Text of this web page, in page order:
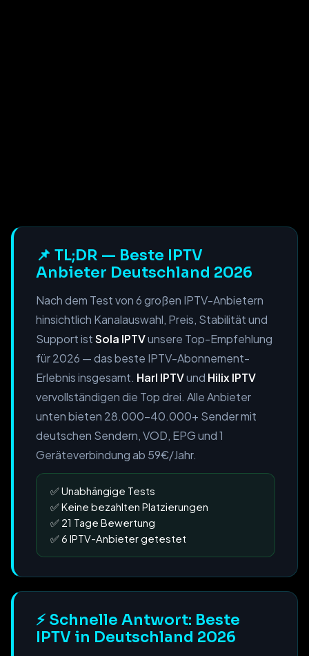
📌 TL;DR — Beste IPTV
Anbieter Deutschland 2026
Nach dem Test von 6 großen IPTV-Anbietern
hinsichtlich Kanalauswahl, Preis, Stabilität und
Support istSola IPTVunsere Top-Empfehlung
für 2026 — das beste IPTV-Abonnement-
Erlebnis insgesamt. Harl IPTVund Hilix IPTV
vervollständigen die Top drei. Alle Anbieter
unten bieten 28.000–40.000+ Sender mit
deutschen Sendern, VOD, EPG und 1
Geräteverbindung ab 59€/Jahr.
Unabhängige Tests
Keine bezahlten Platzierungen
21 Tage Bewertung
6 IPTV-Anbieter getestet
⚡ Schnelle Antwort: Beste
IPTV in Deutschland 2026